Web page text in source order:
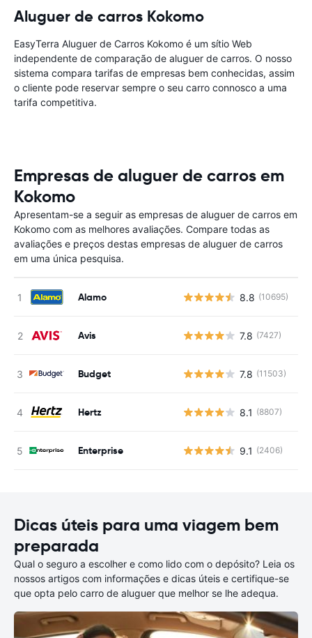
Aluguer de carros Kokomo
EasyTerra Aluguer de Carros Kokomo é um sítio Web
independente de comparação de aluguer de carros. O nosso
sistema compara tarifas de empresas bem conhecidas, assim
o cliente pode reservar sempre o seu carro connosco a uma
tarifa competitiva.
Empresas de aluguer de carros em
Kokomo
Apresentam-se a seguir as empresas de aluguer de carros em
Kokomo com as melhores avaliações. Compare todas as
avaliações e preços destas empresas de aluguer de carros
em uma única pesquisa.
Alamo 8.8 (10695)
Avis 7.8 (7427)
Budget 7.8 (11503)
Hertz 8.1 (8807)
Enterprise 9.1 (2406)
Dicas úteis para uma viagem bem
preparada
Qual o seguro a escolher e como lido com o depósito? Leia os
nossos artigos com informações e dicas úteis e certifique-se
que opta pelo carro de aluguer que melhor se lhe adequa.